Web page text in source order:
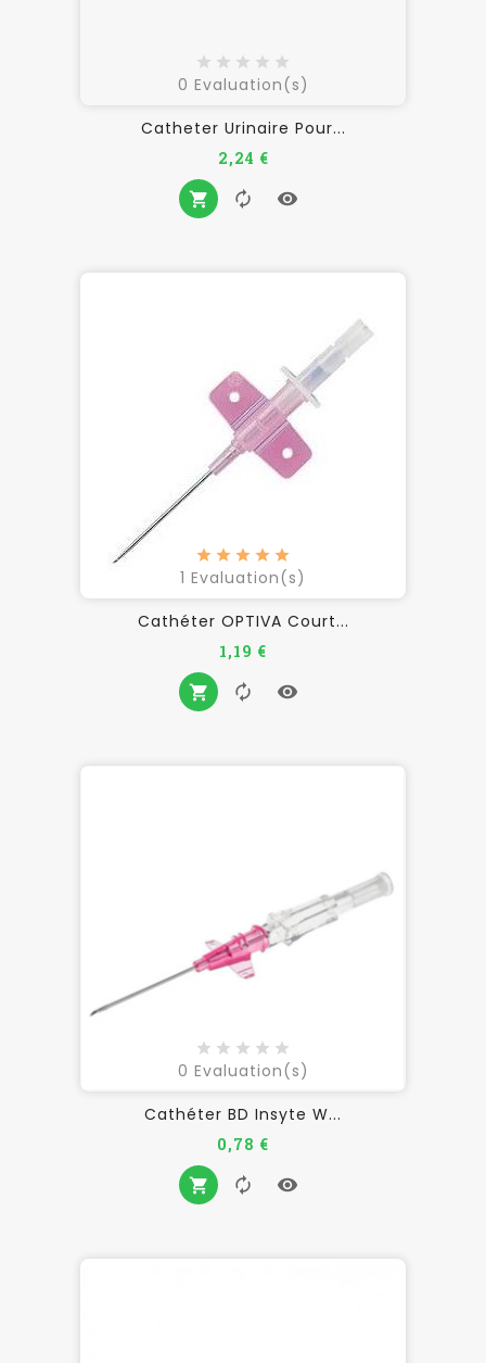
0 Evaluation(s)
Catheter Urinaire Pour...
2,24 €Prix
1 Evaluation(s)
Cathéter OPTIVA Court...
1,19 €
0 Evaluation(s)
Cathéter BD Insyte W...
0,78 €